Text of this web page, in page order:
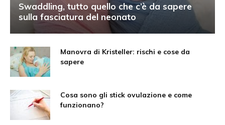
Swaddling, tutto quello che c’è da sapere
sulla fasciatura del neonato
Manovra di Kristeller: rischi e cose da
sapere
Cosa sono gli stick ovulazione e come
funzionano?